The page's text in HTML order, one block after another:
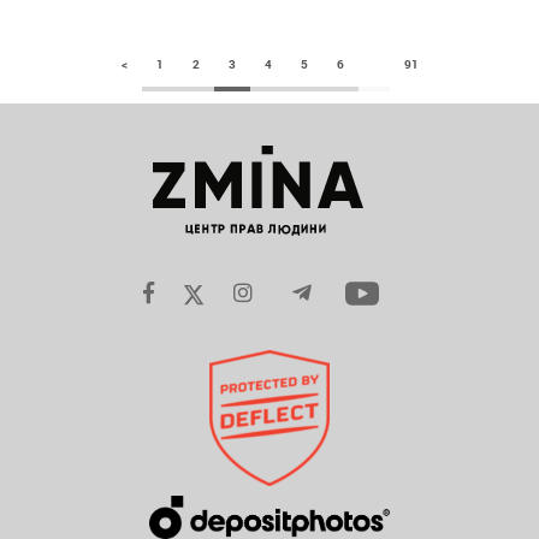
< 1 2 3 4 5 6 91